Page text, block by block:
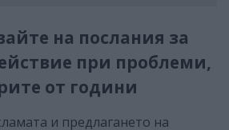
на послания за
при проблеми,
от години
и предлагането на